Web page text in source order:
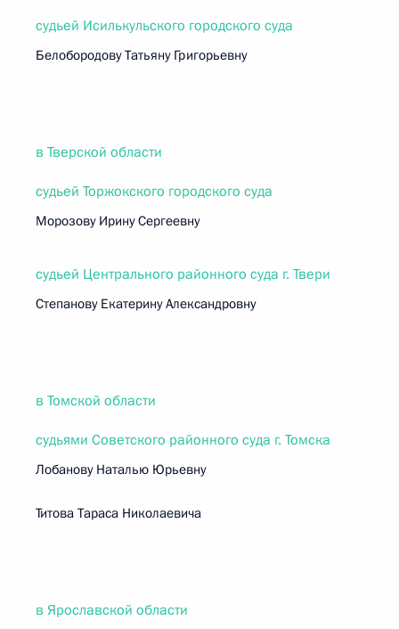
судьей Исилькульского городского суда
Белобородову Татьяну Григорьевну
в Тверской области
судьей Торжокского городского суда
Морозову Ирину Сергеевну
судьей Центрального районного суда г. Твери
Степанову Екатерину Александровну
в Томской области
судьями Советского районного суда г. Томска
Лобанову Наталью Юрьевну
Титова Тараса Николаевича
в Ярославской области